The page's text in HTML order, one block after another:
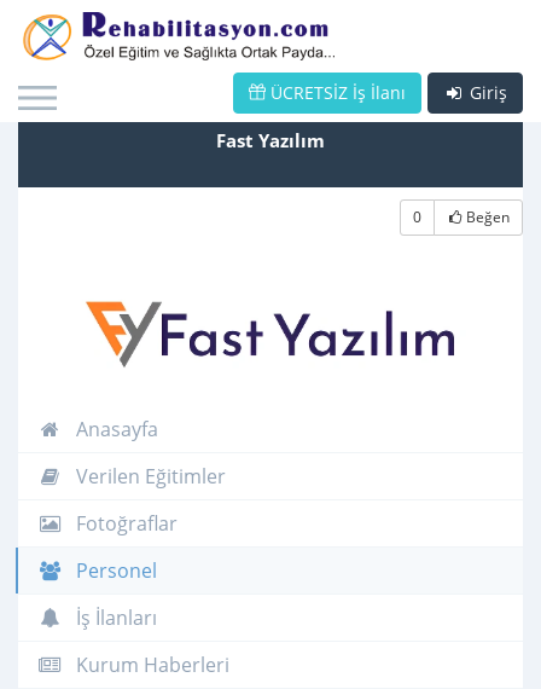
Giriş
ÜCRETSİZ İş İlanı
Fast Yazılım
0 Beğen
Anasayfa
Verilen Eğitimler
Fotoğraflar
Personel
İş İlanları
Kurum Haberleri